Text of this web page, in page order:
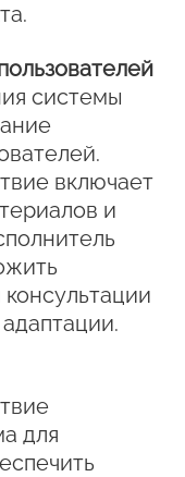
системы
включает
и
для